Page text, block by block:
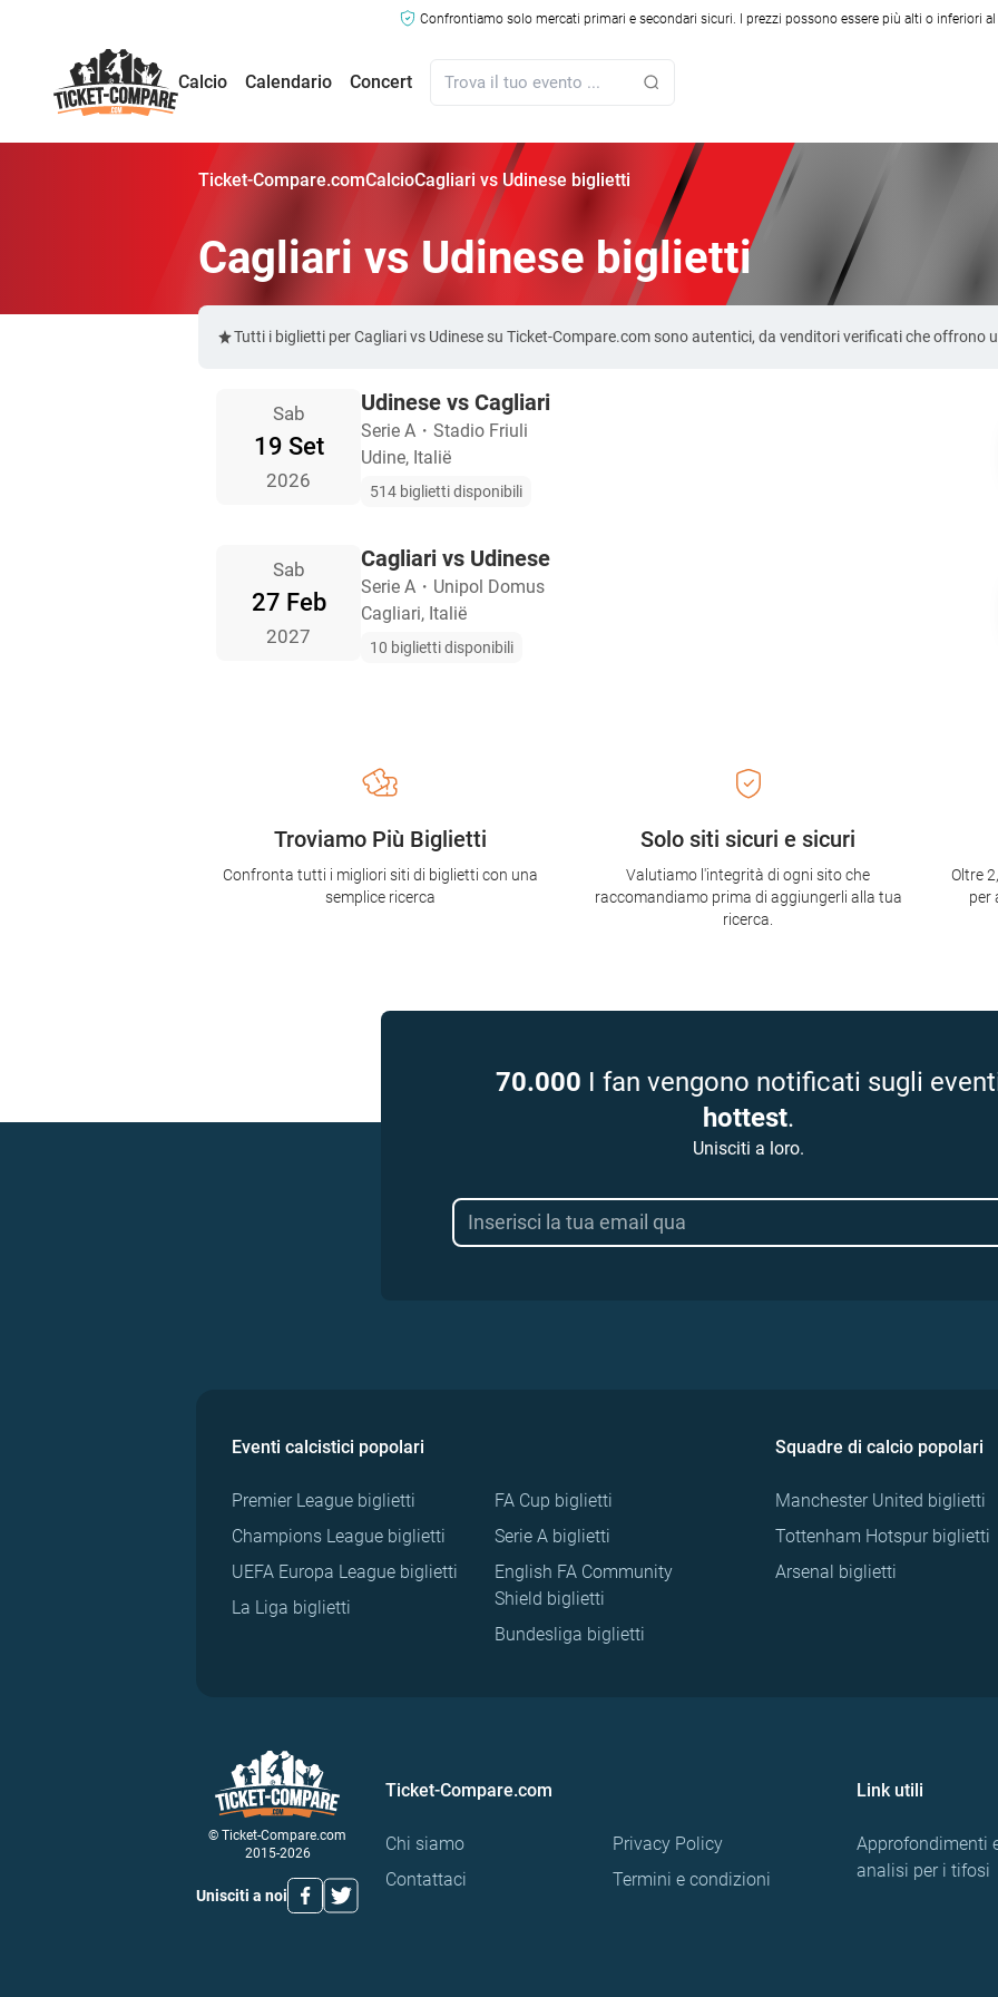
Confrontiamo solo mercati primari e secondari sicuri. I prezzi possono essere più alti o inferiori
Calcio Calendario Concert
Ticket-Compare.comCalcioCagliari vs Udinese biglietti
Cagliari vs Udinese biglietti
Tutti i biglietti per Cagliari vs Udinese su Ticket-Compare.com sono autentici, da venditori verificati che offrono
Sab
19 Set
2026
Udinese vs Cagliari
Serie A ・ Stadio Friuli
Udine, Italië
514 biglietti disponibili
Sab
27 Feb
2027
Cagliari vs Udinese
Serie A ・ Unipol Domus
Cagliari, Italië
10 biglietti disponibili
Solo siti sicuri e sicuri
Valutiamo l'integrità di ogni sito che
raccomandiamo prima di aggiungerli alla tua
ricerca.
Troviamo Più Biglietti
Confronta tutti i migliori siti di biglietti con una
semplice ricerca
Oltre
per
70.000 I fan vengono notificati sugli
hottest.
Unisciti a loro.
Eventi calcistici popolari
Premier League biglietti
Champions League biglietti
UEFA Europa League biglietti
La Liga biglietti
FA Cup biglietti
Serie A biglietti
English FA Community
Shield biglietti
Bundesliga biglietti
Squadre di calcio popolari
Manchester United biglietti
Tottenham Hotspur biglietti
Arsenal biglietti
© Ticket-Compare.com
2015-2026
Unisciti a noi
Ticket-Compare.com
Chi siamo
Contattaci
Privacy Policy
Termini e condizioni
Link utili
Approfondimenti
analisi per i tifosi